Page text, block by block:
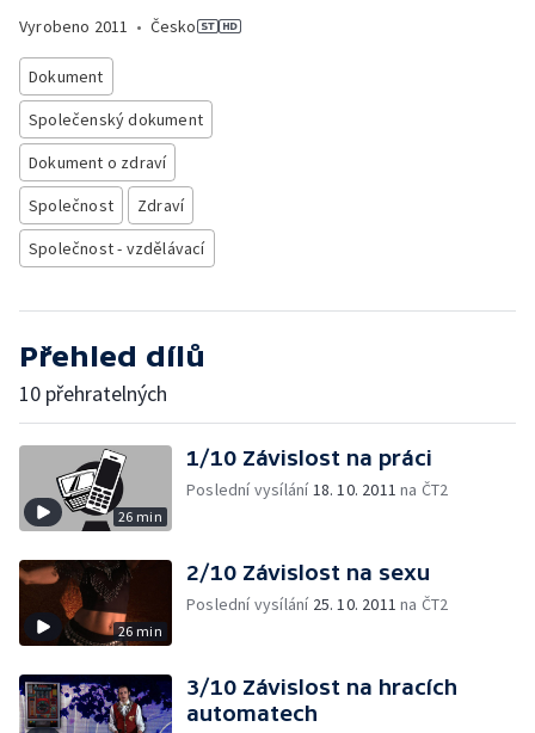
Vyrobeno 2011 • Česko
Dokument
Společenský dokument
Dokument o zdraví
Společnost
Zdraví
Společnost - vzdělávací
Přehled dílů
10 přehratelných
26 min
1/10 Závislost na práci
Poslední vysílání18. 10. 2011 na ČT2
26 min
2/10 Závislost na sexu
Poslední vysílání 25. 10. 2011 na ČT2
3/10 Závislost na hracích
automatech